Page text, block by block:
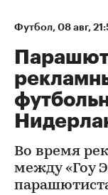
Футбол⁠, 08 авг,
Во время
между «Гоу